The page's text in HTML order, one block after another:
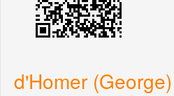
d'Homer (George)